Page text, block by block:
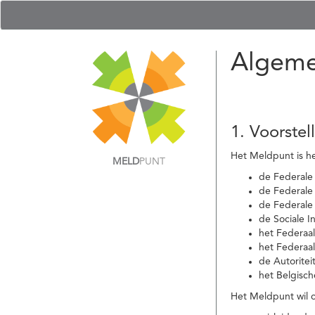
MELDPUNT
1.
Het Meldpunt is
de
de Federale
de Federale
de Sociale
het
het
de
het
Het Meldpunt wil